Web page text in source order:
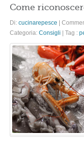
Come
Di: cucinarepesce |
Categoria: Consigli | Tag :